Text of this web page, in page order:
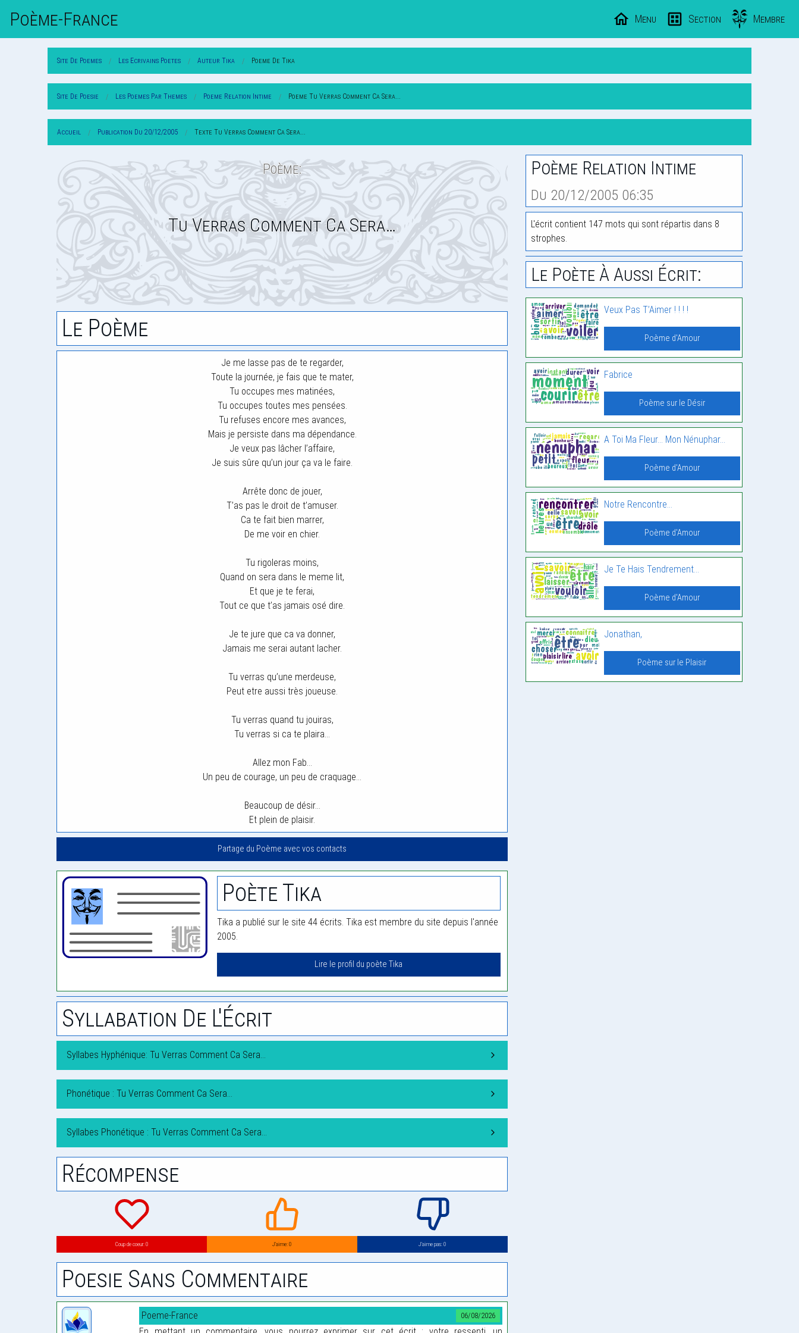
Poème-FrAnce Menu Section Membre
Site De Poemes Les Ecrivains Poetes Auteur Tika Poeme De Tika
Site De Poesie Les Poemes Par Themes Poeme Relation Intime Poeme Tu Verras Comment Ca Sera...
Accueil Publication Du 20/12/2005 Texte Tu Verras Comment Ca Sera...
Poème:
Tu Verras Comment Ca Sera…
Le Poème
Je me lasse pas de te regarder,
Toute la journée, je fais que te mater,
Tu occupes mes matinées,
Tu occupes toutes mes pensées.
Tu refuses encore mes avances,
Mais je persiste dans ma dépendance.
Je veux pas lâcher l’affaire,
Je suis sûre qu’un jour ça va le faire.
Arrête donc de jouer,
T’as pas le droit de t’amuser.
Ca te fait bien marrer,
De me voir en chier.
Tu rigoleras moins,
Quand on sera dans le meme lit,
Et que je te ferai,
Tout ce que t’as jamais osé dire.
Je te jure que ca va donner,
Jamais me serai autant lacher.
Tu verras qu’une merdeuse,
Peut etre aussi très joueuse.
Tu verras quand tu jouiras,
Tu verras si ca te plaira…
Allez mon Fab…
Un peu de courage, un peu de craquage…
Beaucoup de désir…
Et plein de plaisir.
Partage du Poème avec vos contacts
Poète Tika
Tika a publié sur le site 44 écrits. Tika est membre du site depuis l'année
2005.
Lire le profil du poète Tika
Syllabation De L'Écrit
Syllabes Hyphénique: Tu Verras Comment Ca Sera…
Phonétique : Tu Verras Comment Ca Sera…
Syllabes Phonétique : Tu Verras Comment Ca Sera…
Récompense
Coup de coeur: 0 J’aime: 0 J’aime pas: 0
Poesie Sans Commentaire
06/08/2026
Poeme-France
Poème Relation Intime
Du 20/12/2005 06:35
L'écrit contient 147 mots qui sont répartis dans 8
strophes.
Le Poète À Aussi Écrit:
Veux Pas T’Aimer ! ! ! !
Poème d'Amour
Fabrice
Poème sur le Désir
A Toi Ma Fleur… Mon Nénuphar…
Poème d'Amour
Notre Rencontre…
Poème d'Amour
Je Te Hais Tendrement…
Poème d'Amour
Jonathan,
Poème sur le Plaisir